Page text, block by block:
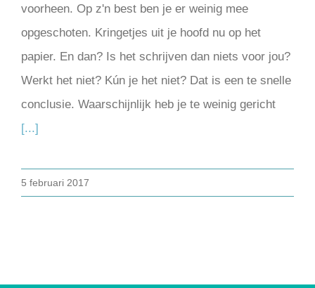
voorheen. Op z'n best ben je er weinig mee
opgeschoten. Kringetjes uit je hoofd nu op het
papier. En dan? Is het schrijven dan niets voor jou?
Werkt het niet? Kún je het niet? Dat is een te snelle
conclusie. Waarschijnlijk heb je te weinig gericht
[...]
5 februari 2017